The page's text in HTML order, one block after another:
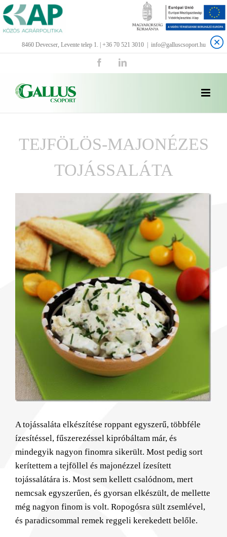
Kihagyás
8460 Devecser, Levente telep 1. | +36 70 521 3010 info@galluscsoport.hu
FacebookLinkedIn
TEJFÖLÖS-MAJONÉZES
TOJÁSSALÁTA
Larger
Image
A tojássaláta elkészítése roppant egyszerű, többféle
ízesítéssel, fűszerezéssel kipróbáltam már, és
mindegyik nagyon finomra sikerült. Most pedig sort
kerítettem a tejföllel és majonézzel ízesített
tojássalátára is. Most sem kellett csalódnom, mert
nemcsak egyszerűen, és gyorsan elkészült, de mellette
még nagyon finom is volt. Ropogósra sült zsemlével,
és paradicsommal remek reggeli kerekedett belőle.